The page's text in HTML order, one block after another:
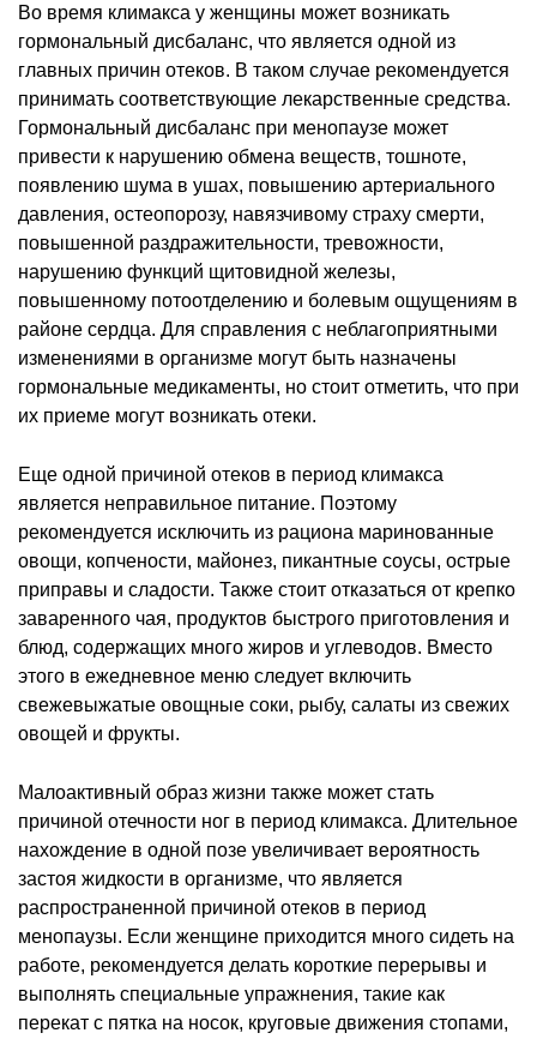
Во время климакса у женщины может возникать
гормональный дисбаланс, что является одной из
главных причин отеков. В таком случае рекомендуется
принимать соответствующие лекарственные средства.
Гормональный дисбаланс при менопаузе может
привести к нарушению обмена веществ, тошноте,
появлению шума в ушах, повышению артериального
давления, остеопорозу, навязчивому страху смерти,
повышенной раздражительности, тревожности,
нарушению функций щитовидной железы,
повышенному потоотделению и болевым ощущениям в
районе сердца. Для справления с неблагоприятными
изменениями в организме могут быть назначены
гормональные медикаменты, но стоит отметить, что при
их приеме могут возникать отеки.
Еще одной причиной отеков в период климакса
является неправильное питание. Поэтому
рекомендуется исключить из рациона маринованные
овощи, копчености, майонез, пикантные соусы, острые
приправы и сладости. Также стоит отказаться от крепко
заваренного чая, продуктов быстрого приготовления и
блюд, содержащих много жиров и углеводов. Вместо
этого в ежедневное меню следует включить
свежевыжатые овощные соки, рыбу, салаты из свежих
овощей и фрукты.
Малоактивный образ жизни также может стать
причиной отечности ног в период климакса. Длительное
нахождение в одной позе увеличивает вероятность
застоя жидкости в организме, что является
распространенной причиной отеков в период
менопаузы. Если женщине приходится много сидеть на
работе, рекомендуется делать короткие перерывы и
выполнять специальные упражнения, такие как
перекат с пятка на носок, круговые движения стопами,